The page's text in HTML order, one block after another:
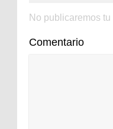
No publicaremos
Comentario